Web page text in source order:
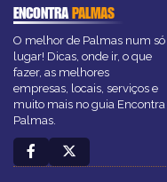
ENCONTRAPALMAS
O melhor de Palmas num só
lugar! Dicas, onde ir, o que
fazer, as melhores
empresas, locais, serviços e
muito mais no guia Encontra
Palmas.